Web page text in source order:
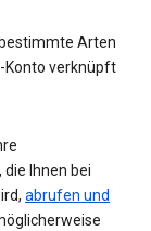
Arten
Konto verknüpft
Ihnen bei
abrufen und